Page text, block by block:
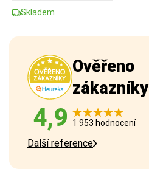
Skladem
Ověřeno
zákazníky
4,9 1 953 hodnocení
Další reference